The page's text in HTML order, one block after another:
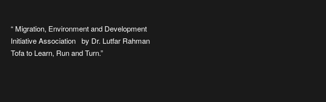
“ Migration, Environment and Development
Initiative Association by Dr. Lutfar Rahman
Tofa to Learn, Run and Turn.”